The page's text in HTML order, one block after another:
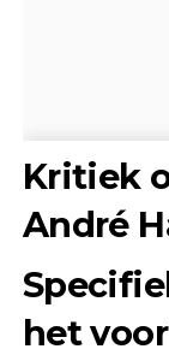
Kritiek
André
het